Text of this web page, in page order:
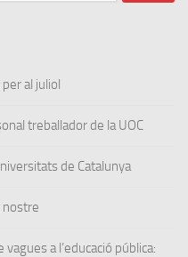
al juliol
treballador de la UOC
de Catalunya
nostre
a l’educació pública: